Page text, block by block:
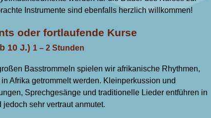
Instrumente sind ebenfalls herzlich willkommen!
oder fortlaufende Kurse
10 J.) 1 – 2 Stunden
Basstrommeln spielen wir afrikanische Rhythmen,
Afrika getrommelt werden. Kleinperkussion und
Sprechgesänge und traditionelle Lieder entführen in
sehr vertraut anmutet.